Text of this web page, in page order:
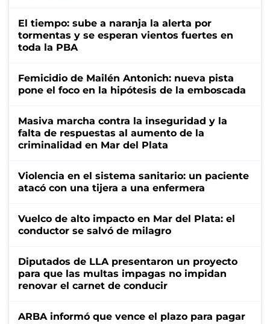
El tiempo: sube a naranja la alerta por
tormentas y se esperan vientos fuertes en
toda la PBA
Femicidio de Mailén Antonich: nueva pista
pone el foco en la hipótesis de la emboscada
Masiva marcha contra la inseguridad y la
falta de respuestas al aumento de la
criminalidad en Mar del Plata
Violencia en el sistema sanitario: un paciente
atacó con una tijera a una enfermera
Vuelco de alto impacto en Mar del Plata: el
conductor se salvó de milagro
Diputados de LLA presentaron un proyecto
para que las multas impagas no impidan
renovar el carnet de conducir
ARBA informó que vence el plazo para pagar